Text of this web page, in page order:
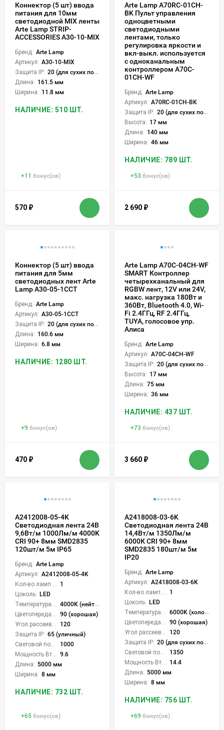
Коннектор (5 шт) ввода
питания для 10мм
светодиодной MIX ленты
Arte Lamp STRIP-
ACCESSORIES A30-10-MIX
Бренд: Arte Lamp
Артикул: A30-10-MIX
Защита IP: 20 (для сухих пом.)
Длина: 161.5 мм
Ширина: 11.8 мм
НАЛИЧИЕ: 510 ШТ.
+11 бонус(ов)
570 ₽
Arte Lamp A70RC-01CH-
BK Пульт управления
одноцветными
светодиодными
лентами, только
регулировка яркости и
вкл-выкл. используется
с одноканальным
контроллером A70C-
01CH-WF
Бренд: Arte Lamp
Артикул: A70RC-01CH-BK
Защита IP: 20 (для сухих пом.)
Высота: 17 мм
Длина: 140 мм
Ширина: 46 мм
НАЛИЧИЕ: 789 ШТ.
+53 бонус(ов)
2 690 ₽
Коннектор (5 шт) ввода
питания для 5мм
светодиодных лент Arte
Lamp A30-05-1CCT
Бренд: Arte Lamp
Артикул: A30-05-1CCT
Защита IP: 20 (для сухих пом.)
Длина: 160.6 мм
Ширина: 6.8 мм
НАЛИЧИЕ: 1280 ШТ.
+9 бонус(ов)
470 ₽
Arte Lamp A70C-04CH-WF
SMART Контроллер
четырехканальный для
RGBW лент, 12V или 24V,
макс. нагрузка 180Вт и
360Вт, Bluetooth 4.0, Wi-
Fi 2.4ГГц, RF 2.4ГГц,
TUYA, голосовое упр.
Алиса
Бренд: Arte Lamp
Артикул: A70C-04CH-WF
Защита IP: 20 (для сухих пом.)
Высота: 17 мм
Длина: 75 мм
Ширина: 36 мм
НАЛИЧИЕ: 437 ШТ.
+73 бонус(ов)
3 660 ₽
A2412008-05-4K
Светодиодная лента 24В
9,6Вт/м 1000Лм/м 4000K
CRI 90+ 8мм SMD2835
120шт/м 5м IP65
Бренд: Arte Lamp
Артикул: A2412008-05-4K
1
Цоколь: LED
4000K (нейтральный)
90 (хорошая)
120
Защита IP: 65 (уличный)
1000
9.6
Длина: 5000 мм
Ширина: 8 мм
НАЛИЧИЕ: 732 ШТ.
+65 бонус(ов)
A2418008-03-6K
Светодиодная лента 24В
14,4Вт/м 1350Лм/м
6000К CRI 90+ 8мм
SMD2835 180шт/м 5м
IP20
Бренд: Arte Lamp
Артикул: A2418008-03-6K
1
Цоколь: LED
6000K (холодный)
90 (хорошая)
120
Защита IP: 20 (для сухих пом.)
1350
14.4
Длина: 5000 мм
Ширина: 8 мм
НАЛИЧИЕ: 756 ШТ.
+69 бонус(ов)